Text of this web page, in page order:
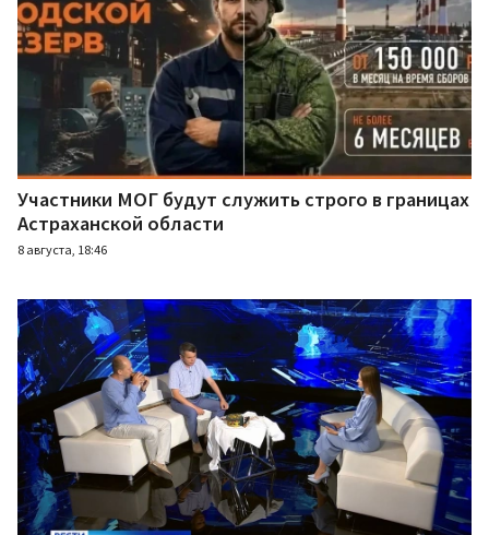
Участники МОГ будут служить строго в границах
Астраханской области
8 августа, 18:46